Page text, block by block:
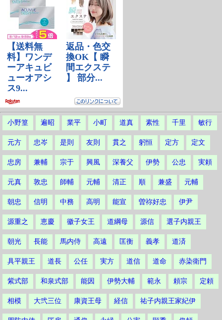
小野篁 遍昭 業平 小町 道真 素性 千里 敏行
元方 忠岑 是則 友則 貫之 躬恒 定方 定文
忠房 兼輔 宗于 興風 深養父 伊勢 公忠 実頼
元真 敦忠 師輔 元輔 清正 順 兼盛 元輔
朝忠 信明 中務 高明 能宣 曽祢好忠 伊尹
源重之 恵慶 徽子女王 道綱母 源信 選子内親王
朝光 長能 馬内侍 高遠 匡衡 義孝 道済
具平親王 道長 公任 実方 道信 道命 赤染衛門
紫式部 和泉式部 能因 伊勢大輔 範永 頼宗 定頼
相模 大弐三位 康資王母 経信 祐子内親王家紀伊